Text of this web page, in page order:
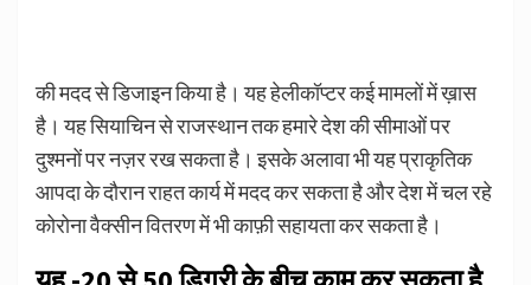
की मदद से डिजाइन किया है। यह हेलीकॉप्टर कई मामलों में ख़ास
है। यह सियाचिन से राजस्थान तक हमारे देश की सीमाओं पर
दुश्मनों पर नज़र रख सकता है। इसके अलावा भी यह प्राकृतिक
आपदा के दौरान राहत कार्य में मदद कर सकता है और देश में चल रहे
कोरोना वैक्सीन वितरण में भी काफ़ी सहायता कर सकता है।